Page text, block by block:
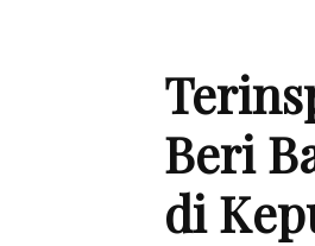
Beri
di